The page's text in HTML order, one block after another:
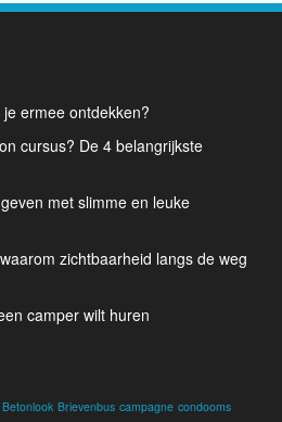
ermee ontdekken?
cursus? De 4 belangrijkste
met slimme en leuke
zichtbaarheid langs de weg
camper wilt huren
Betonlook Brievenbus campagne condooms